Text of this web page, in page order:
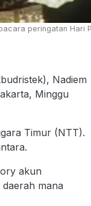
peringatan
Nadiem
Minggu
Timur (NTT).
akun
mana